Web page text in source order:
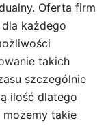
Oferta firm
każdego
takich
szczególnie
ilość dlatego
takie